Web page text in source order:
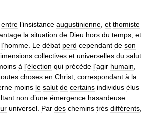
entre l’insistance augustinienne et thomiste
la situation de Dieu hors du temps et
l’homme Le débat perd cependant de son
collectives et universelles du salut
à l’élection qui précède l’agir humain
choses en Christ correspondant à la
moins le salut de certains individus élus
non d’une émergence hasardeuse
universel Par des chemins très différents